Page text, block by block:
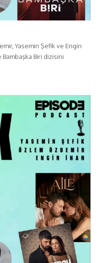
Yasemin Şefik ve Engin
Biri dizisini